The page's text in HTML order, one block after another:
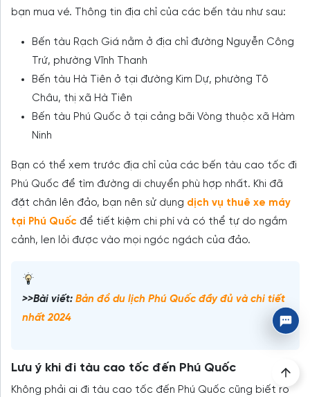
bạn mua vé. Thông tin địa chỉ của các bến tàu như sau:
Bến tàu Rạch Giá nằm ở địa chỉ đường Nguyễn Công
Trứ, phường Vĩnh Thanh
Bến tàu Hà Tiên ở tại đường Kim Dự, phường Tô
Châu, thị xã Hà Tiên
Bến tàu Phú Quốc ở tại cảng bãi Vòng thuộc xã Hàm
Ninh
Bạn có thể xem trước địa chỉ của các bến tàu cao tốc đi
Phú Quốc để tìm đường di chuyển phù hợp nhất. Khi đã
đặt chân lên đảo, bạn nên sử dụng dịch vụ thuê xe máy
tại Phú Quốc để tiết kiệm chi phí và có thể tự do ngắm
cảnh, len lỏi được vào mọi ngóc ngách của đảo.
>>Bài viết: Bản đồ du lịch Phú Quốc đầy đủ và chi tiết
nhất 2024
Lưu ý khi đi tàu cao tốc đến Phú Quốc
Không phải ai đi tàu cao tốc đến Phú Quốc cũng biết rõ